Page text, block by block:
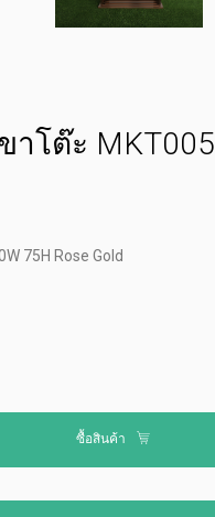
าโต๊ะ MKT005
75H Rose Gold
ซื้อสินค้า